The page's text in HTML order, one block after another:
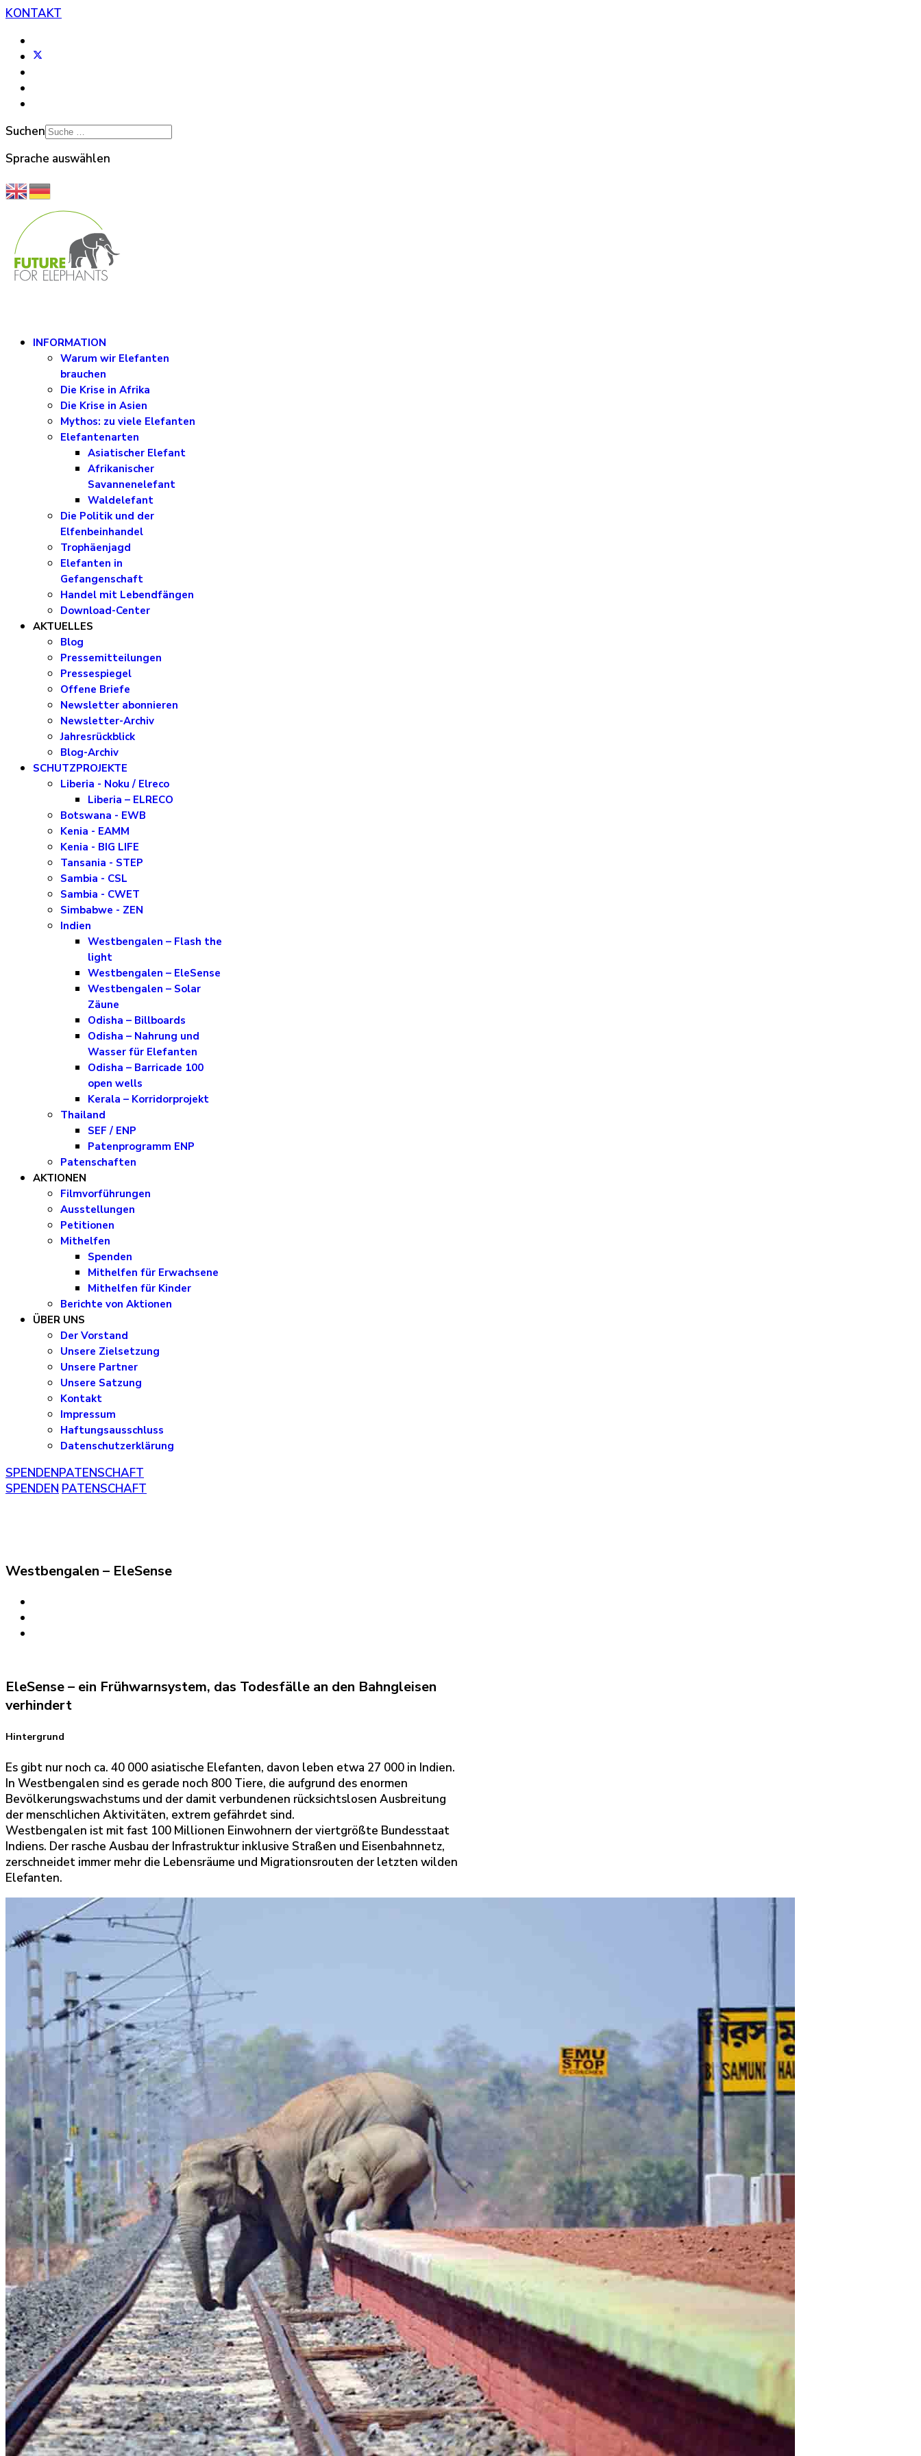
KONTAKT
Suchen
Sprache auswählen
INFORMATION
Warum wir Elefanten
brauchen
Die Krise in Afrika
Die Krise in Asien
Mythos: zu viele Elefanten
Elefantenarten
Asiatischer Elefant
Afrikanischer
Savannenelefant
Waldelefant
Die Politik und der
Elfenbeinhandel
Trophäenjagd
Elefanten in
Gefangenschaft
Handel mit Lebendfängen
Download-Center
AKTUELLES
Blog
Pressemitteilungen
Pressespiegel
Offene Briefe
Newsletter abonnieren
Newsletter-Archiv
Jahresrückblick
Blog-Archiv
SCHUTZPROJEKTE
Liberia - Noku / Elreco
Liberia – ELRECO
Botswana - EWB
Kenia - EAMM
Kenia - BIG LIFE
Tansania - STEP
Sambia - CSL
Sambia - CWET
Simbabwe - ZEN
Indien
Westbengalen – Flash the
light
Westbengalen – EleSense
Westbengalen – Solar
Zäune
Odisha – Billboards
Odisha – Nahrung und
Wasser für Elefanten
Odisha – Barricade 100
open wells
Kerala – Korridorprojekt
Thailand
SEF / ENP
Patenprogramm ENP
Patenschaften
AKTIONEN
Filmvorführungen
Ausstellungen
Petitionen
Mithelfen
Spenden
Mithelfen für Erwachsene
Mithelfen für Kinder
Berichte von Aktionen
ÜBER UNS
Der Vorstand
Unsere Zielsetzung
Unsere Partner
Unsere Satzung
Kontakt
Impressum
Haftungsausschluss
Datenschutzerklärung
SPENDENPATENSCHAFT
SPENDEN PATENSCHAFT
Westbengalen – EleSense
EleSense – ein Frühwarnsystem, das Todesfälle an den Bahngleisen
verhindert
Hintergrund
Es gibt nur noch ca. 40 000 asiatische Elefanten, davon leben etwa 27 000 in Indien.
In Westbengalen sind es gerade noch 800 Tiere, die aufgrund des enormen
Bevölkerungswachstums und der damit verbundenen rücksichtslosen Ausbreitung
der menschlichen Aktivitäten, extrem gefährdet sind.
Westbengalen ist mit fast 100 Millionen Einwohnern der viertgrößte Bundesstaat
Indiens. Der rasche Ausbau der Infrastruktur inklusive Straßen und Eisenbahnnetz,
zerschneidet immer mehr die Lebensräume und Migrationsrouten der letzten wilden
Elefanten.